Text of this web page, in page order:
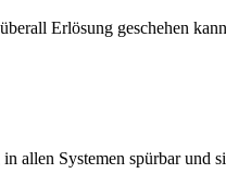
Erlösung geschehen
allen Systemen spürbar und